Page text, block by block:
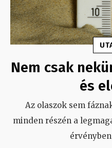
Nem csak
és
Az olaszok sem
minden részén a